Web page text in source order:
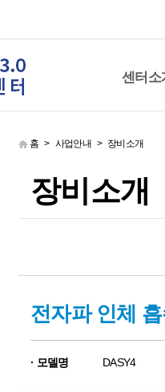
센터소
홈 > 사업안내 > 장비소개
장비소개
전자파 인체
· 모델명 DASY4